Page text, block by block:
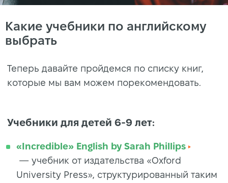
Какие учебники по английскому
выбрать
Теперь давайте пройдемся по списку книг,
которые мы вам можем порекомендовать.
Учебники для детей 6-9 лет:
«Incredible» English by Sarah Phillips
— учебник от издательства «Oxford
University Press», структурированный таким